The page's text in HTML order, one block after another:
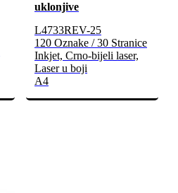
uklonjive
L4733REV-25
120 Oznake / 30 Stranice
Inkjet, Crno-bijeli laser,
Laser u boji
A4